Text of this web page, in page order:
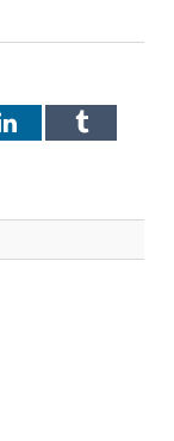
LinkedInTumblr